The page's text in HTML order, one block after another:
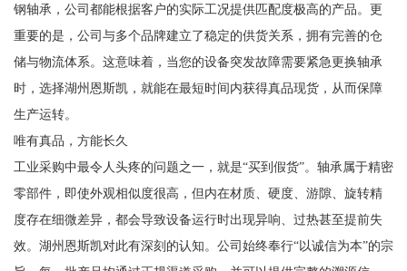
钢轴承，公司都能根据客户的实际工况提供匹配度极高的产品。更
重要的是，公司与多个品牌建立了稳定的供货关系，拥有完善的仓
储与物流体系。这意味着，当您的设备突发故障需要紧急更换轴承
时，选择湖州恩斯凯，就能在最短时间内获得真品现货，从而保障
生产运转。
唯有真品，方能长久
工业采购中最令人头疼的问题之一，就是“买到假货”。轴承属于精密
零部件，即使外观相似度很高，但内在材质、硬度、游隙、旋转精
度存在细微差异，都会导致设备运行时出现异响、过热甚至提前失
效。湖州恩斯凯对此有深刻的认知。公司始终奉行“以诚信为本”的宗